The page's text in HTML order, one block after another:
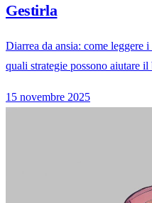
Gestirla
Diarrea da ansia: come leggere
quali strategie possono aiutare il
15 novembre 2025